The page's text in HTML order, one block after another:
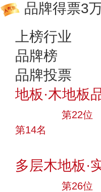
品牌得票3
上榜行业
品牌榜
品牌投票
地板·木地板
第22位
第14名
多层木地板·
第26位